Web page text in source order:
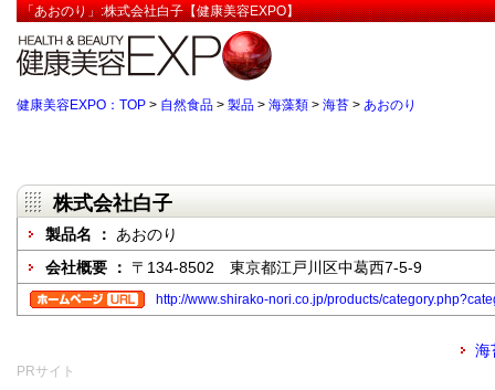
「あおのり」:株式会社白子【健康美容EXPO】
健康美容EXPO：TOP > 自然食品 > 製品 > 海藻類 > 海苔 > あおのり
株式会社白子
製品名 ： あおのり
会社概要 ： 〒134-8502 東京都江戸川区中葛西7-5-9
http://www.shirako-nori.co.jp/products/
海
PRサイト